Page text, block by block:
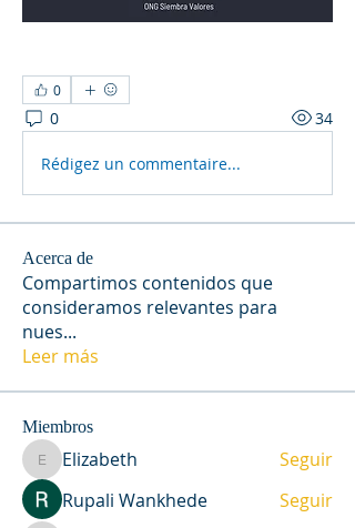
0
0 34
Rédigez un commentaire...
Acerca de
Compartimos contenidos que
consideramos relevantes para
nues...
Leer más
Miembros
Elizabeth
Elizabeth
Seguir
Rupali Wankhede
Seguir